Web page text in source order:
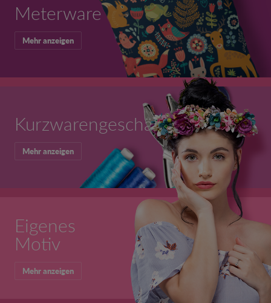
Meterware
Mehr anzeigen
Kurzwarengeschäft
Mehr anzeigen
Eigenes
Motiv
Mehr anzeigen